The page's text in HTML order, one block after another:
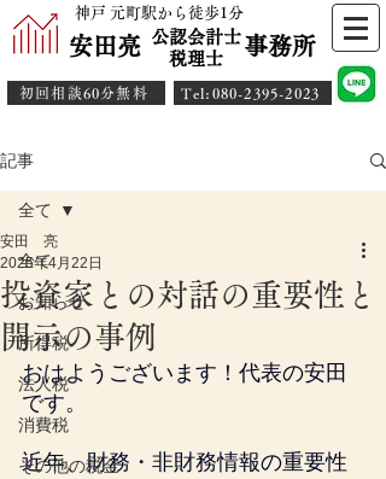
神戸 元町駅から徒歩1分
安田亮 事務所
公認会計士
​税理士
初回相談60分無料 ​Tel:080-2395-2023
記事
全て
お知らせ
所得税
法人税
消費税
その他の税金
全て
投資家との対話の重要性と
開示の事例
安田 亮
2025年4月22日
おはようございます！代表の安田
です。
近年、財務・非財務情報の重要性